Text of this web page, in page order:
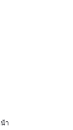
การชะลอตัว
า